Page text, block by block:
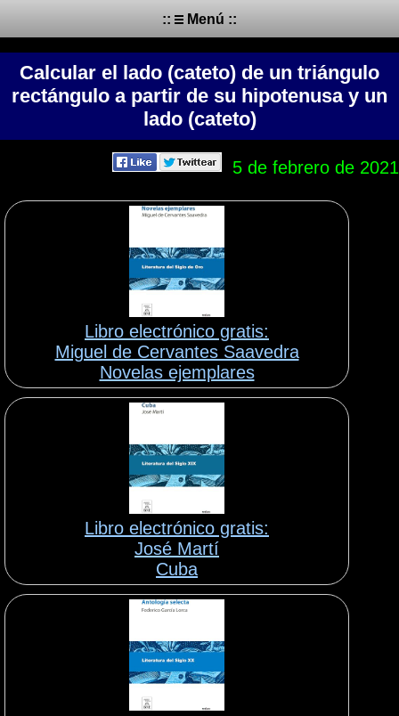
:: Menú ::
Calcular el lado (cateto) de un triángulo
rectángulo a partir de su hipotenusa y un
lado (cateto)
5 de febrero de 2021
Libro electrónico gratis:
Miguel de Cervantes Saavedra
Novelas ejemplares
Libro electrónico gratis:
José Martí
Cuba